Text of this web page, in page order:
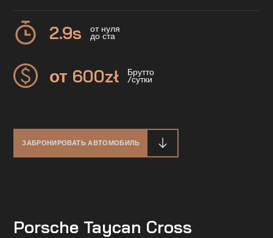
2.9s от нуля
до ста
от 600zł Брутто
/сутки
ЗАБРОНИРОВАТЬ АВТОМОБИЛЬ
Porsche Taycan Cross